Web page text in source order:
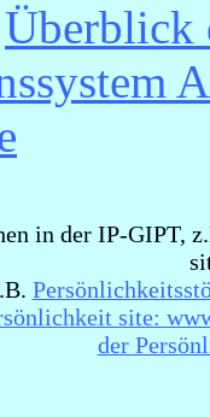
Überblick
in der IP-GIPT,
site:
der